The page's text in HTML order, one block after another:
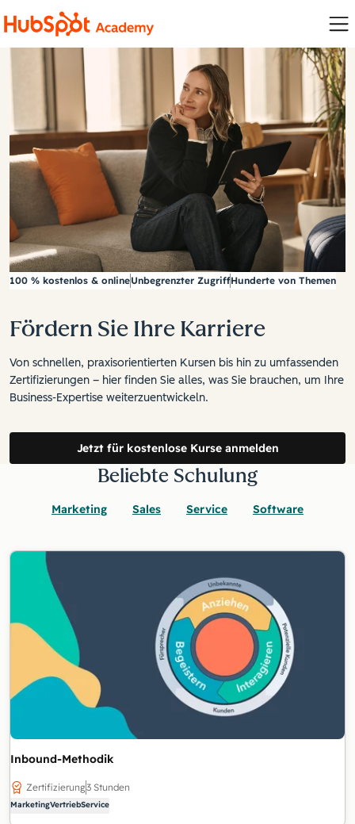
100 % kostenlos & onlineUnbegrenzter ZugriffHunderte von Themen
Fördern Sie Ihre Karriere
Von schnellen, praxisorientierten Kursen bis hin zu umfassenden
Zertifizierungen – hier finden Sie alles, was Sie brauchen, um Ihre
Business-Expertise weiterzuentwickeln.
Jetzt für kostenlose Kurse anmelden
Beliebte Schulung
Marketing Sales Service Software
Inbound-Methodik
Zertifizierung3 Stunden
MarketingVertriebService